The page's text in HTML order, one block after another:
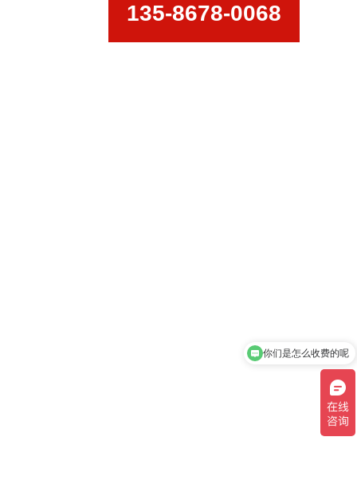
135-8678-0068
你们是怎么收费的呢